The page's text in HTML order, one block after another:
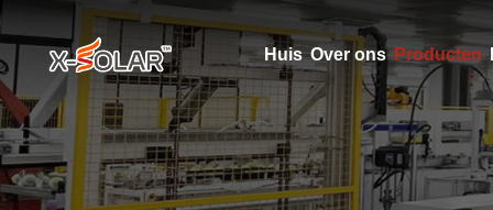
Huis Over ons Producten